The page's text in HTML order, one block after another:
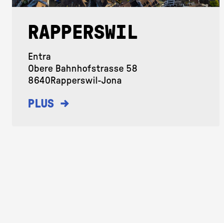
RAPPERSWIL
Entra
Obere Bahnhofstrasse 58
8640 Rapperswil-Jona
PLUS →